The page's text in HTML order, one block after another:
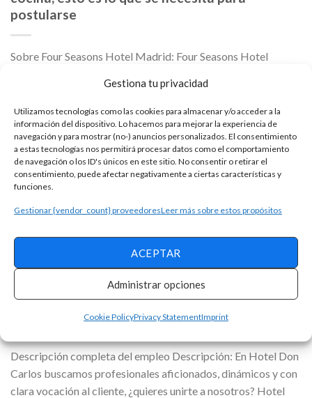
Gestiona tu privacidad
Utilizamos tecnologías como las cookies para almacenar y/o acceder a la
información del dispositivo. Lo hacemos para mejorar la experiencia de
navegación y para mostrar (no-) anuncios personalizados. El consentimiento
a estas tecnologías nos permitirá procesar datos como el comportamiento
de navegación o los ID's únicos en este sitio. No consentir o retirar el
consentimiento, puede afectar negativamente a ciertas características y
funciones.
Gestionar {vendor_count} proveedoresLeer más sobre estos propósitos
ACEPTAR
Administrar opciones
Cookie PolicyPrivacy StatementImprint
postularse
Sobre Four Seasons Hotel Madrid: Four Seasons Hotel
está preferentemente situado cerca del distrito financiero y
cerca de las principales atracciones turísticas de Madrid. Un
hito histórico que redefine la elegancia, la sofisticación y el
lujo urbano, localizado en Centro Canalejas Madrid. Marriott
International anuncia una nueva oportunidad […]
SIGUE LEYENDO
OFERTAS DE EMPLEO
Varias oportunidades de trabajo para
recepcionista. Consulta las vacantes
disponibles en Palladium Hotel Don Carlos
Descripción completa del empleo Descripción: En Hotel Don
Carlos buscamos profesionales aficionados, dinámicos y con
clara vocación al cliente, ¿quieres unirte a nosotros? Hotel